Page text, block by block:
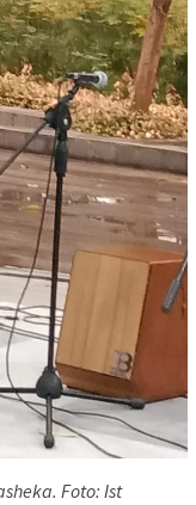
Foto: Ist